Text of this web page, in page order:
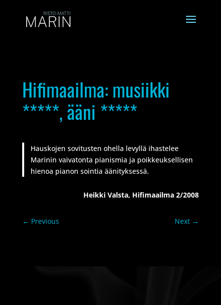
Hifimaailma: musiikki
*****, ääni *****
Hauskojen sovitusten ohella levyllä ihastelee
Marinin vaivatonta pianismia ja poikkeuksellisen
hienoa pianon sointia äänityksessä.
Heikki Valsta, Hifimaailma 2/2008
← Previous Next →